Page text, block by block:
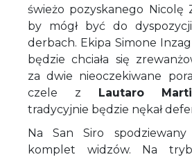
świeżo pozyskanego Nicolę
by mógł być do
derbach. Ekipa Simone
będzie chciała się
za dwie nieoczekiwane
czele z Lautaro
tradycyjnie będzie nękał
Na San Siro
komplet widzów. Na